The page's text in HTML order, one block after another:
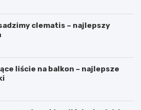
clematis – najlepszy
liście na balkon – najlepsze